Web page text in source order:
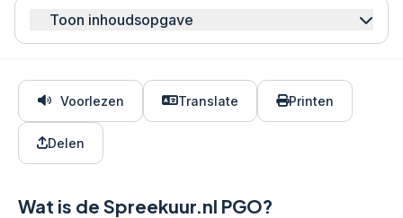
Toon inhoudsopgave
Voorlezen Translate Printen
Delen
Wat is de Spreekuur.nl PGO?